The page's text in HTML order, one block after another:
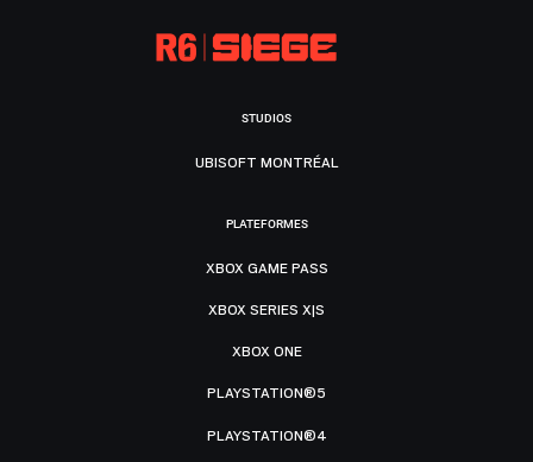
STUDIOS
UBISOFT MONTRÉAL
PLATEFORMES
XBOX GAME PASS
XBOX SERIES X|S
XBOX ONE
PLAYSTATION®5
PLAYSTATION®4